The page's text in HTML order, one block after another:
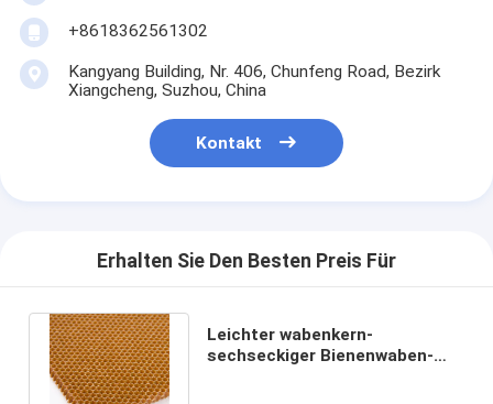
+8618362561302
Kangyang Building, Nr. 406, Chunfeng Road, Bezirk
Xiangcheng, Suzhou, China
Kontakt
Erhalten Sie Den Besten Preis Für
Leichter wabenkern-
sechseckiger Bienenwaben-